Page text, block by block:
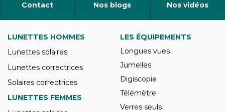
Contact Nos blogs Nos vidéos
LUNETTES HOMMES
Lunettes solaires
Lunettes correctrices
Solaires correctrices
LUNETTES FEMMES
LES ÉQUIPEMENTS
Longues vues
Jumelles
Digiscopie
Télémètre
Verres seuls